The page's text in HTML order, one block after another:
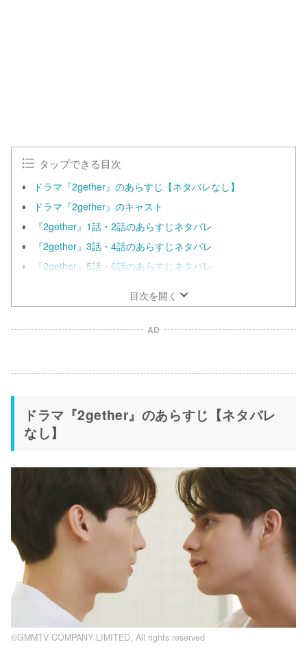
タップできる目次
ドラマ『2gether』のあらすじ【ネタバレなし】
ドラマ『2gether』のキャスト
『2gether』1話・2話のあらすじネタバレ
『2gether』3話・4話のあらすじネタバレ
『2gether』5話・6話のあらすじネタバレ
目次を開く
AD
ドラマ『2gether』のあらすじ【ネタバレ
なし】
©GMMTV COMPANY LIMITED, All rights reserved